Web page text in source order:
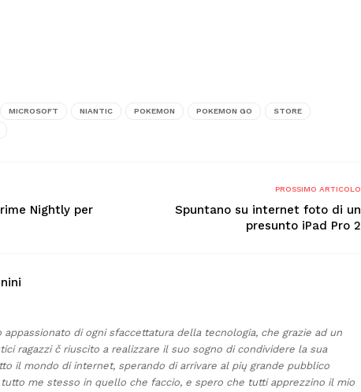
MICROSOFT NIANTIC POKEMON POKEMON GO STORE
Nightly per
PROSSIMO ARTICOLO
Spuntano su internet foto di un
presunto iPad Pro 2
appassionato di ogni sfaccettatura della tecnologia, che grazie ad un
ragazzi č riuscito a realizzare il suo sogno di condividere la sua
il mondo di internet, sperando di arrivare al pių grande pubblico
me stesso in quello che faccio, e spero che tutti apprezzino il mio